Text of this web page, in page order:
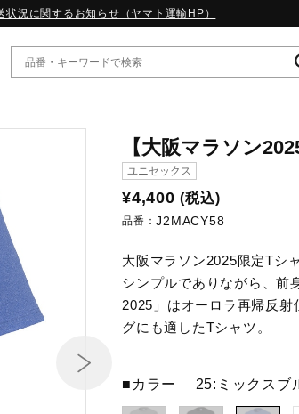
状況に関するお知らせ（ヤマト運輸HP）
特集
特集
パック｜特集
集
ウエル｜特集
特集
【大阪マラソン
ユニセックス
¥4,400 (税込)
品番：J2MACY58
大阪マラソン2025限定Tシャ
シンプルでありながら、前
2025」はオーロラ再帰反
グにも適したTシャツ。
■カラー 25:ミックスブ